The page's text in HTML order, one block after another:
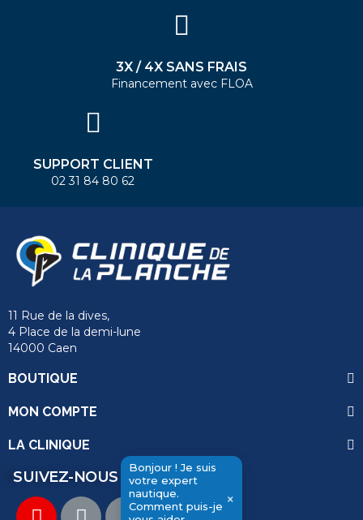
Bonjour ! Je suis
votre expert
nautique.
Comment puis-je ×
3X / 4X SANS FRAIS
Financement avec FLOA
SUPPORT CLIENT
02 31 84 80 62
11 Rue de la dives,
4 Place de la demi-lune
14000 Caen
BOUTIQUE
MON COMPTE
LA CLINIQUE
SUIVEZ-NOUS